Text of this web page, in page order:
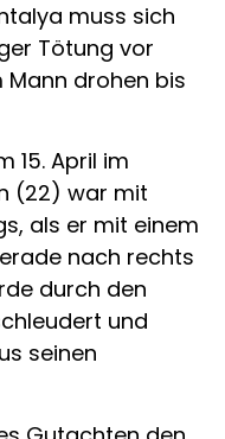
muss sich
Tötung vor
drohen bis
15. April im
(22) war mit
als er mit einem
nach rechts
durch den
und
seinen